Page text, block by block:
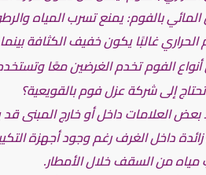
المائي بالفوم: يمنع تسرب المياه
الحراري غالبًا يكون خفيف الكثافة
الفوم تخدم الغرضين معًا
إلى شركة عزل فوم بالقويعية؟
العلامات داخل أو خارج المبنى
زائدة داخل الغرف رغم وجود أجهزة
من السقف خلال الأمطار.